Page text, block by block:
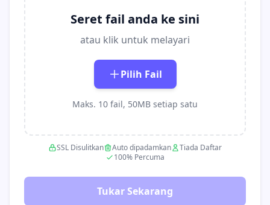
Seret fail anda ke sini
atau klik untuk melayari
Pilih Fail
Maks. 10 fail, 50MB setiap satu
SSL Disulitkan Auto dipadamkan
Tiada Daftar
100% Percuma
Tukar Sekarang